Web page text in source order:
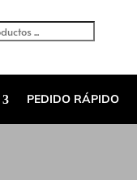
PEDIDO RÁPIDO